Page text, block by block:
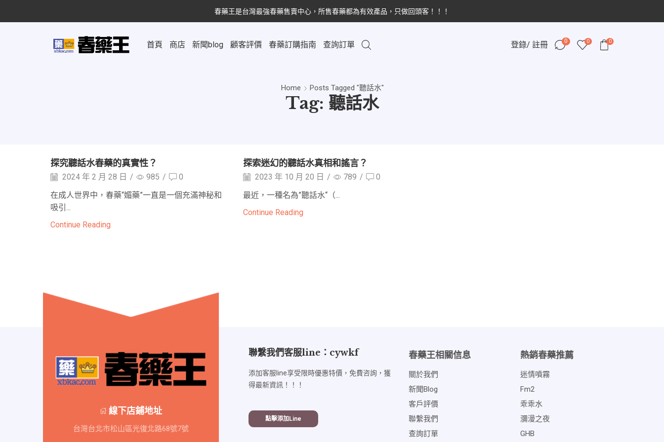
春藥王是台灣最強春藥售賣中心，所售春藥都為有效產品，只做回頭客！！！
首頁 商店 新聞blog 顧客評價 春藥訂購指南 查詢訂單 登錄/ 註冊 0 0 0
Home Posts Tagged "聽話水"
Tag: 聽話水
探究聽話水春藥的真實性？
2024 年 2 月 28 日 / 985 /
0
在成人世界中，春藥“媚藥”一直是一個充滿神秘和
吸引...
Continue Reading
探索迷幻的聽話水真相和謠言？
2023 年 10 月 20 日 / 789 /
0
最近，一種名為”聽話水“（...
Continue Reading
線下店鋪地址
台灣台北市松山區光復北路68號7號
聯繫我們客服line：cywkf
添加客服line享受限時優惠特價，免費咨詢，獲
得最新資訊！！！
點擊添加line
春藥王相關信息
關於我們
新聞blog
客戶評價
聯繫我們
查詢訂單
熱銷春藥推薦
迷情噴霧
Fm2
乖乖水
瀰漫之夜
GHB